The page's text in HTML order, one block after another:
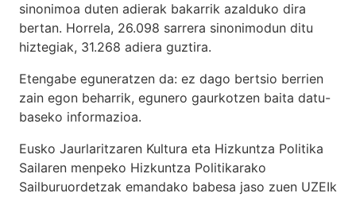
sinonimoa duten adierak bakarrik azalduko dira
bertan. Horrela, 26.098 sarrera sinonimodun ditu
hiztegiak, 31.268 adiera guztira.
Etengabe eguneratzen da: ez dago bertsio berrien
zain egon beharrik, egunero gaurkotzen baita datu-
baseko informazioa.
Eusko Jaurlaritzaren Kultura eta Hizkuntza Politika
Sailaren menpeko Hizkuntza Politikarako
Sailburuordetzak emandako babesa jaso zuen UZEIk